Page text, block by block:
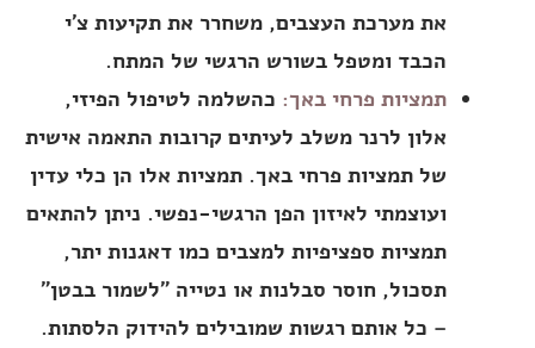
את מערכת העצבים, משחרר את תקיעות צ'י
הכבד ומטפל בשורש הרגשי של המתח.
תמציות פרחי באך:כהשלמה לטיפול הפיזי,
אלון לרנר משלב לעיתים קרובות התאמה אישית
של תמציות פרחי באך. תמציות אלו הן כלי עדין
ועוצמתי לאיזון הפן הרגשי-נפשי. ניתן להתאים
תמציות ספציפיות למצבים כמו דאגנות יתר,
תסכול, חוסר סבלנות או נטייה "לשמור בבטן"
– כל אותם רגשות שמובילים להידוק הלסתות.